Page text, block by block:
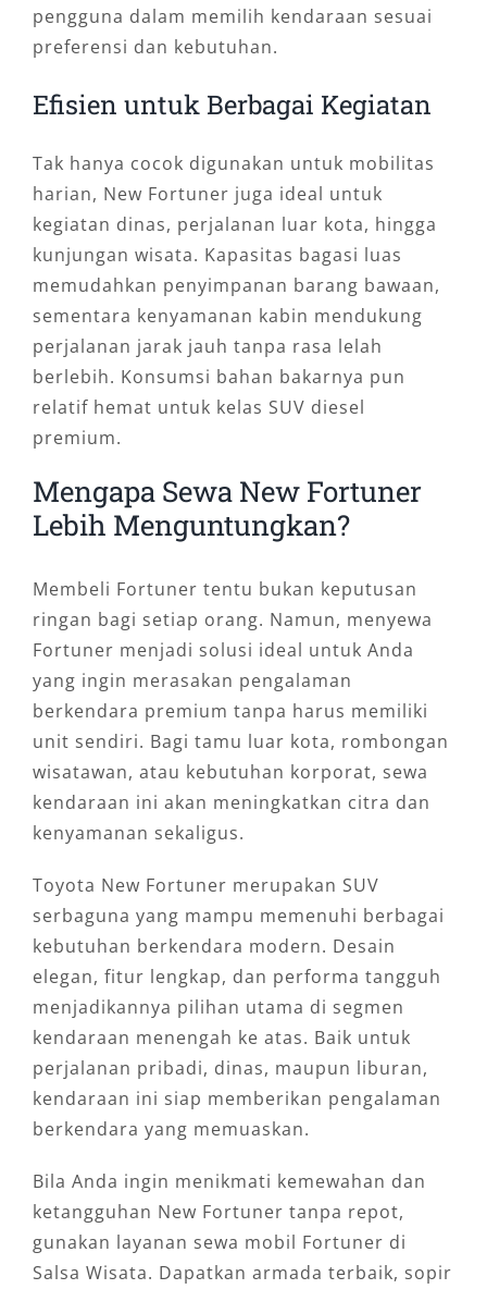
pengguna dalam memilih kendaraan sesuai
preferensi dan kebutuhan.
Efisien untuk Berbagai Kegiatan
Tak hanya cocok digunakan untuk mobilitas
harian, New Fortuner juga ideal untuk
kegiatan dinas, perjalanan luar kota, hingga
kunjungan wisata. Kapasitas bagasi luas
memudahkan penyimpanan barang bawaan,
sementara kenyamanan kabin mendukung
perjalanan jarak jauh tanpa rasa lelah
berlebih. Konsumsi bahan bakarnya pun
relatif hemat untuk kelas SUV diesel
premium.
Mengapa Sewa New Fortuner
Lebih Menguntungkan?
Membeli Fortuner tentu bukan keputusan
ringan bagi setiap orang. Namun, menyewa
Fortuner menjadi solusi ideal untuk Anda
yang ingin merasakan pengalaman
berkendara premium tanpa harus memiliki
unit sendiri. Bagi tamu luar kota, rombongan
wisatawan, atau kebutuhan korporat, sewa
kendaraan ini akan meningkatkan citra dan
kenyamanan sekaligus.
Toyota New Fortuner merupakan SUV
serbaguna yang mampu memenuhi berbagai
kebutuhan berkendara modern. Desain
elegan, fitur lengkap, dan performa tangguh
menjadikannya pilihan utama di segmen
kendaraan menengah ke atas. Baik untuk
perjalanan pribadi, dinas, maupun liburan,
kendaraan ini siap memberikan pengalaman
berkendara yang memuaskan.
Bila Anda ingin menikmati kemewahan dan
ketangguhan New Fortuner tanpa repot,
gunakan layanan sewa mobil Fortuner di
Salsa Wisata. Dapatkan armada terbaik, sopir